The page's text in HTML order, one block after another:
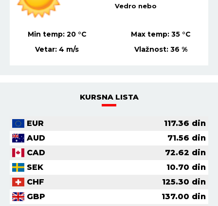
Vedro nebo
Min temp:22 °C Max temp: 36 °C
Vetar:7 m/s Vlažnost:31 %
KURSNA LISTA
EUR 117.36 din
AUD
71.56 din
CAD
72.62 din
SEK
10.70 din
CHF
125.30 din
GBP
137.00 din